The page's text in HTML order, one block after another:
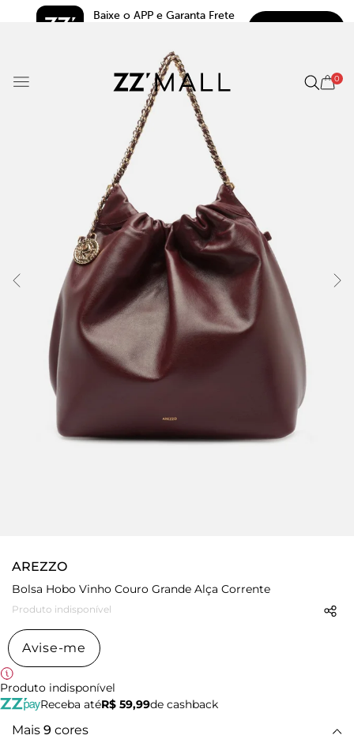
Baixe o APP e Garanta Frete
0
AREZZO
Bolsa Hobo Vinho Couro Grande Alça Corrente
Produto indisponível
Avise-me
Produto indisponível
Receba atéR$ 59,99de cashback
Mais 9 cores